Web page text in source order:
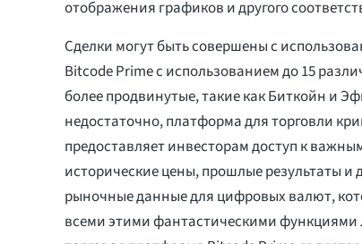
отображения графиков и другого
Сделки могут быть совершены с
Bitcode Prime с использованием до 15
более продвинутые, такие как Биткойн и
недостаточно, платформа для торговли
предоставляет инвесторам доступ к
исторические цены, прошлые результаты и
рыночные данные для цифровых валют,
всеми этими фантастическими функциями